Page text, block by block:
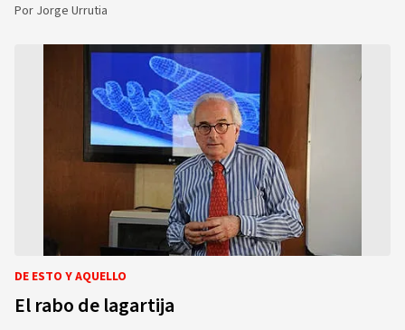
Por Jorge Urrutia
DE ESTO Y AQUELLO
El rabo de lagartija